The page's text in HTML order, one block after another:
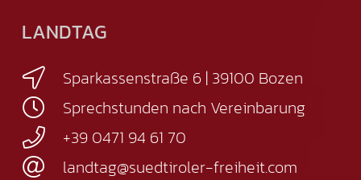
LANDTAG
Sparkassenstraße 6 | 39100 Bozen
Sprechstunden nach Vereinbarung
+39 0471 94 61 70
landtag@suedtiroler-freiheit.com